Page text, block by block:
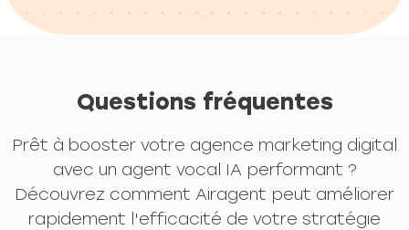
Questions fréquentes
Prêt à booster votre agence marketing digital
avec un agent vocal IA performant ?
Découvrez comment Airagent peut améliorer
rapidement l'efficacité de votre stratégie